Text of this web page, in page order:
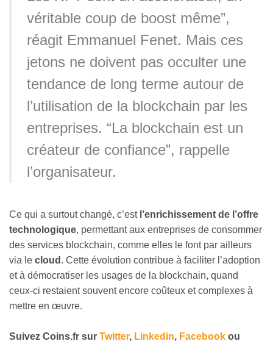
véritable coup de boost même”,
réagit Emmanuel Fenet. Mais ces
jetons ne doivent pas occulter une
tendance de long terme autour de
l’utilisation de la blockchain par les
entreprises. “La blockchain est un
créateur de confiance”, rappelle
l’organisateur.
Ce qui a surtout changé, c’estl’enrichissement de l’offre
technologique, permettant aux entreprises de consommer
des services blockchain, comme elles le font par ailleurs
via le cloud . Cette évolution contribue à faciliter l’adoption
et à démocratiser les usages de la blockchain, quand
ceux-ci restaient souvent encore coûteux et complexes à
mettre en œuvre.
Suivez Coins.fr sur Twitter, Linkedin, Facebook ou